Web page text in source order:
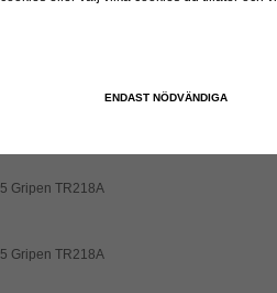
Gripen TR218A
Gripen TR218A
ENDAST NÖDVÄNDIGA